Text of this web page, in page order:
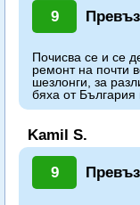
9
Почисва се и се
ремонт на почти
шезлонги, за
бяха от България
Kamil S.
9